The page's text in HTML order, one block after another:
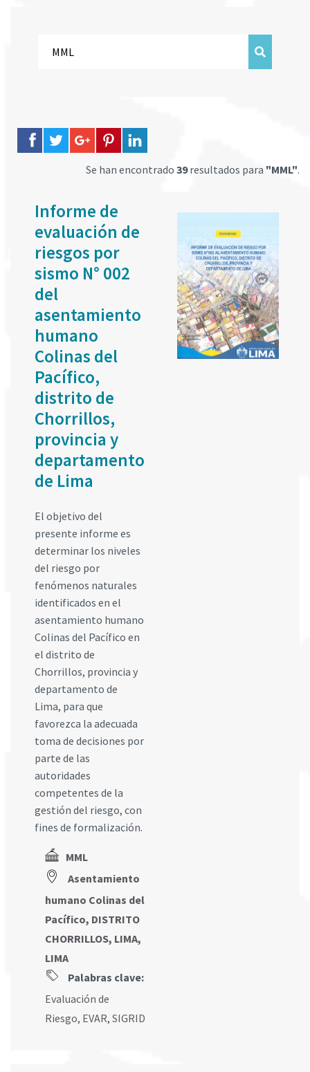
Se han encontrado 39resultados para "MML".
Informe de
evaluación de
riesgos por
sismo N° 002
del
asentamiento
humano
Colinas del
Pacífico,
distrito de
Chorrillos,
provincia y
departamento
de Lima
El objetivo del
presente informe es
determinar los niveles
del riesgo por
fenómenos naturales
identificados en el
asentamiento humano
Colinas del Pacífico en
el distrito de
Chorrillos, provincia y
departamento de
Lima, para que
favorezca la adecuada
toma de decisiones por
parte de las
autoridades
competentes de la
gestión del riesgo, con
fines de formalización.
MML
Asentamiento
humano Colinas del
Pacífico, DISTRITO
CHORRILLOS, LIMA,
LIMA
Palabras clave:
Evaluación de
Riesgo, EVAR, SIGRID